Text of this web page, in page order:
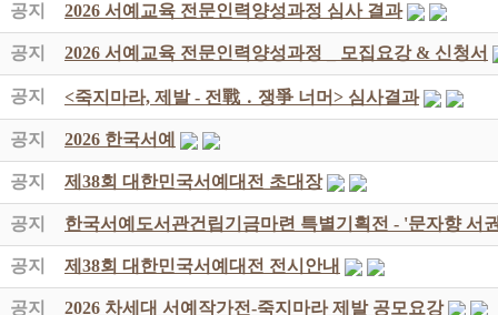
공지 2026 서예교육 전문인력양성과정 심사 결과
공지 2026 서예교육 전문인력양성과정 _ 모집요강 & 신청서
공지 <죽지마라, 제발 - 전戰 ․ 쟁爭 너머> 심사결과
공지 2026 한국서예
공지 제38회 대한민국서예대전 초대장
공지 한국서예도서관건립기금마련 특별기획전 - '문자향 서
공지 제38회 대한민국서예대전 전시안내
공지 2026 차세대 서예작가전-죽지마라 제발 공모요강